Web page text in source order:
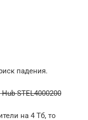
падения.
STEL4000200
на 4 Тб, то